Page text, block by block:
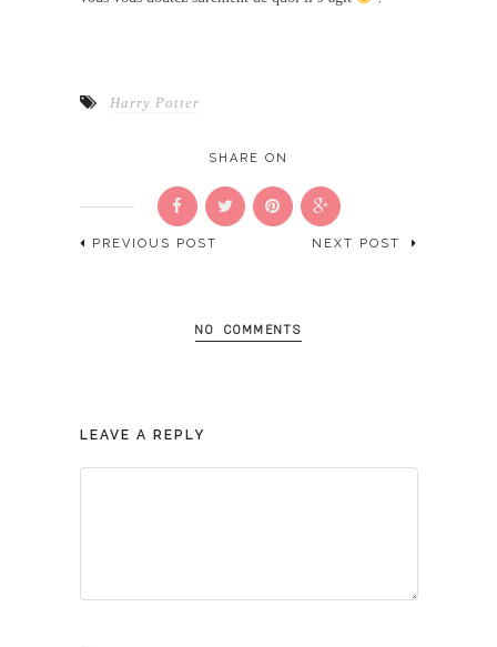
Harry Potter
SHARE ON
PREVIOUS POST NEXT POST
NO COMMENTS
LEAVE A REPLY